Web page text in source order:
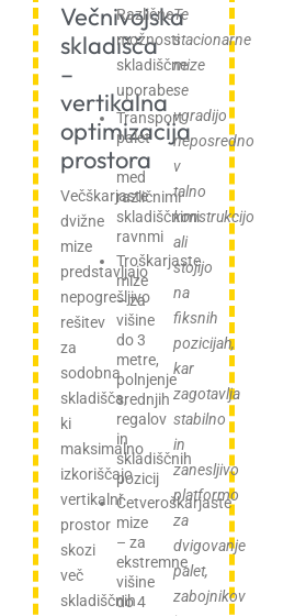
Večnivojska
skladišča
–
vertikalna
optimizacija
prostora
Večškarjaste
dvižne
mize
predstavljajo
nepogrešljivo
rešitev
za
sodobna
skladišča,
ki
maksimalno
izkoriščajo
vertikalni
prostor
skozi
več
skladiščnih
Različne
možnosti
skladiščne
uporabe:
Transport
palet
–
med
različnimi
skladiščnimi
ravnmi
Troškarjaste
mize
– za
višine
do 3
metre,
polnjenje
srednjih
regalov
in
skladiščnih
pozicij
Četveroškarjaste
mize
– za
ekstremne
višine
do 4
Te
stacionarne
mize
se
vgradijo
neposredno
v
talno
konstrukcijo
ali
stojijo
na
fiksnih
pozicijah,
kar
zagotavlja
stabilno
in
zanesljivo
platformo
za
dvigovanje
palet,
zabojnikov